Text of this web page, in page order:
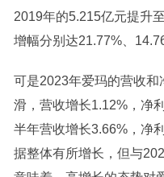
2019年的5.215亿元提升
增幅分别达21.77%、
可是2023年爱玛的营收
滑，营收增长1.12%，净
半年营收增长3.66%，净
据整体有所增长，但与